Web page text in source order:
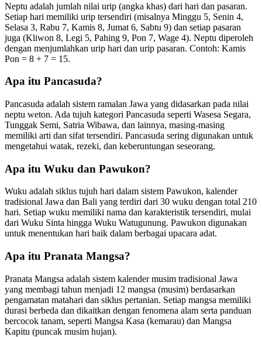
Neptu adalah jumlah nilai urip (angka khas) dari hari dan pasaran.
Setiap hari memiliki urip tersendiri (misalnya Minggu 5, Senin 4,
Selasa 3, Rabu 7, Kamis 8, Jumat 6, Sabtu 9) dan setiap pasaran
juga (Kliwon 8, Legi 5, Pahing 9, Pon 7, Wage 4). Neptu diperoleh
dengan menjumlahkan urip hari dan urip pasaran. Contoh: Kamis
Pon = 8 + 7 = 15.
Apa itu Pancasuda?
Pancasuda adalah sistem ramalan Jawa yang didasarkan pada nilai
neptu weton. Ada tujuh kategori Pancasuda seperti Wasesa Segara,
Tunggak Semi, Satria Wibawa, dan lainnya, masing-masing
memiliki arti dan sifat tersendiri. Pancasuda sering digunakan untuk
mengetahui watak, rezeki, dan keberuntungan seseorang.
Apa itu Wuku dan Pawukon?
Wuku adalah siklus tujuh hari dalam sistem Pawukon, kalender
tradisional Jawa dan Bali yang terdiri dari 30 wuku dengan total 210
hari. Setiap wuku memiliki nama dan karakteristik tersendiri, mulai
dari Wuku Sinta hingga Wuku Watugunung. Pawukon digunakan
untuk menentukan hari baik dalam berbagai upacara adat.
Apa itu Pranata Mangsa?
Pranata Mangsa adalah sistem kalender musim tradisional Jawa
yang membagi tahun menjadi 12 mangsa (musim) berdasarkan
pengamatan matahari dan siklus pertanian. Setiap mangsa memiliki
durasi berbeda dan dikaitkan dengan fenomena alam serta panduan
bercocok tanam, seperti Mangsa Kasa (kemarau) dan Mangsa
Kapitu (puncak musim hujan).